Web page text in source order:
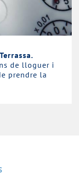
de lloguer i
prendre la